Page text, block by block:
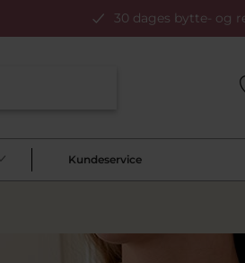
30 dages bytte- og
Kundeservice